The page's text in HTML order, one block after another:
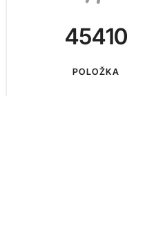
45410
POLOŽKA